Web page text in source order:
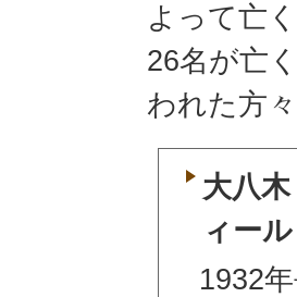
よって亡
26名が亡
われた方
大八
ィール
1932年